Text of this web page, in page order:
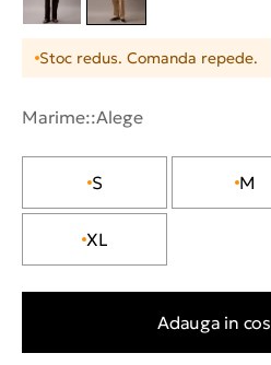
Stoc redus. Comanda repede.
Marime::Alege
S M
XL
Adauga in cos